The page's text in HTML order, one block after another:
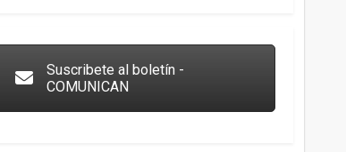
Suscribete al boletín -
COMUNICAN